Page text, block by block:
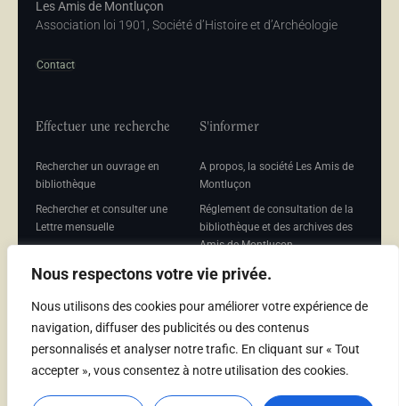
Nous respectons votre vie privée.
Nous utilisons des cookies pour améliorer votre expérience de
navigation, diffuser des publicités ou des contenus
personnalisés et analyser notre trafic. En cliquant sur « Tout
accepter », vous consentez à notre utilisation des cookies.
Les Amis de Montluçon
Association loi 1901, Société d’Histoire et d’Archéologie
Contact
Effectuer une recherche
Rechercher un ouvrage en
bibliothèque
Rechercher et consulter une
Lettre mensuelle
mensuelle
S'informer
A propos, la société Les Amis de
Montluçon
Réglement de consultation de la
bibliothèque et des archives des
Amis de Montluçon
Mentions légales
Adhérer